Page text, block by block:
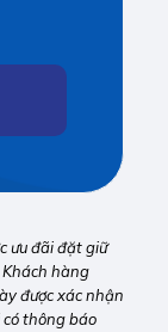
ưu đãi đặt giữ
Khách hàng
được xác nhận
thông báo